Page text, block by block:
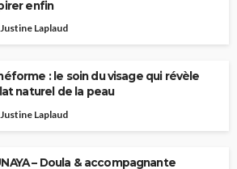
enfin
Justine Laplaud
: le soin du visage qui révèle
naturel de la peau
Justine Laplaud
– Doula & accompagnante